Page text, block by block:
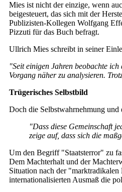
Mies ist nicht der einzige, wenn
beigesteuert, das sich mit der
Publizisten-Kollegen Wolfgang
Pizzuti für das Buch befragt.
Ullrich Mies schreibt in seiner
"Seit einigen Jahren beobachte
Vorgang näher zu analysieren.
Trügerisches Selbstbild
Doch die Selbstwahrnehmung und
"Dass diese Gemeinschaft
zeige auf, dass sich die
Um den Begriff "Staatsterror" zu
Dem Machterhalt und der
Situation nach der
internationalisierten Ausmaß die